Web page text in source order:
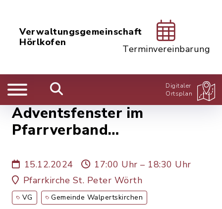
Verwaltungsgemeinschaft
Hörlkofen
Terminvereinbarung
Digitaler
Ortsplan
Adventsfenster im
Pfarrverband
15.12.2024
17:00 Uhr – 18:30 Uhr
Pfarrkirche St. Peter Wörth
VG Gemeinde Walpertskirchen